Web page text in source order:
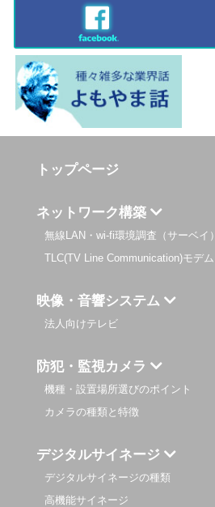
トップページ
ネットワーク構築
無線LAN・wi-fi環境調査（サーベイ）
TLC(TV Line Communication)モデム
映像・音響システム
法人向けテレビ
防犯・監視カメラ
機種・設置場所選びのポイント
カメラの種類と特徴
デジタルサイネージ
デジタルサイネージの種類
高機能サイネージ